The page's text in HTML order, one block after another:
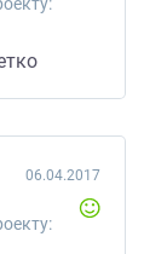
06.04.2017